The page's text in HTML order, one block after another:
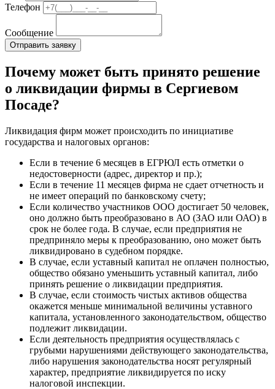
Телефон
Сообщение
Почему может быть принято решение
о ликвидации фирмы в Сергиевом
Посаде?
Ликвидация фирм может происходить по инициативе
государства и налоговых органов:
Если в течение 6 месяцев в ЕГРЮЛ есть отметки о
недостоверности (адрес, директор и пр.);
Если в течение 11 месяцев фирма не сдает отчетность и
не имеет операций по банковскому счету;
Если количество участников ООО достигает 50 человек,
оно должно быть преобразовано в АО (ЗАО или ОАО) в
срок не более года. В случае, если предприятия не
предприняло меры к преобразованию, оно может быть
ликвидировано в судебном порядке.
В случае, если уставный капитал не оплачен полностью,
общество обязано уменьшить уставный капитал, либо
принять решение о ликвидации предприятия.
В случае, если стоимость чистых активов общества
окажется меньше минимальной величины уставного
капитала, установленного законодательством, общество
подлежит ликвидации.
Если деятельность предприятия осуществлялась с
грубыми нарушениями действующего законодательства,
либо нарушения законодательства носят регулярный
характер, предприятие ликвидируется по иску
налоговой инспекции.